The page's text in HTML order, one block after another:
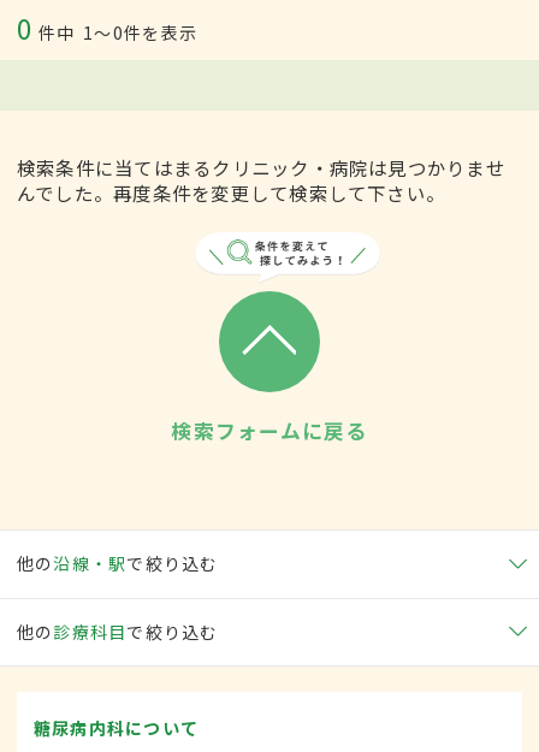
0 件中 1〜0件を表示
検索条件に当てはまるクリニック・病院は見つかりませ
んでした。再度条件を変更して検索して下さい。
検索フォームに戻る
他の沿線・駅で絞り込む
他の 診療科目で絞り込む
糖尿病内科について